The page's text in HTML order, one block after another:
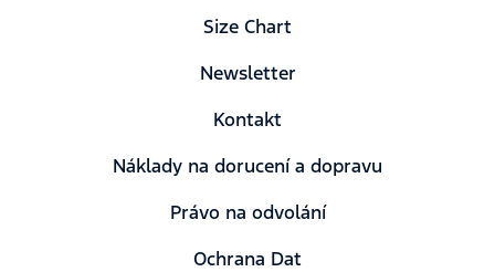
Size Chart
Newsletter
Kontakt
Náklady na dorucení a dopravu
Právo na odvolání
Ochrana Dat